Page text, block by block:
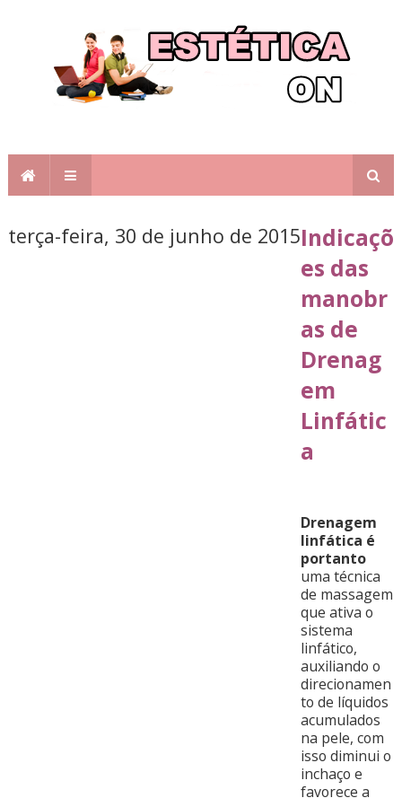
terça-feira, 30 de junho de 2015Indicaçõ
es das
manobr
as de
Drenag
em
Linfátic
a
Drenagem
linfática é
portanto
uma técnica
de massagem
que ativa o
sistema
linfático,
auxiliando o
direcionamen
to de líquidos
acumulados
na pele, com
isso diminui o
inchaço e
favorece a